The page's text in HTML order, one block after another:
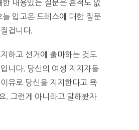
한 내용있는 질문은 흔적도 없
늘 입고온 드레스에 대한 질문
겁니다.
하고 선거에 출마하는 것도
니다. 당신의 여성 지지자들
유로 당신을 지지한다고 욕
. 그런게 아니라고 말해봤자